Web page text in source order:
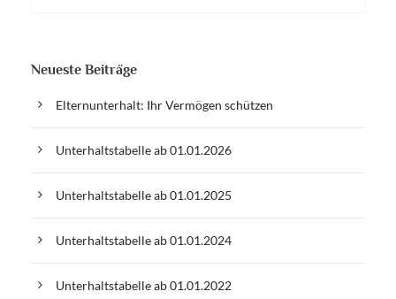
Neueste Beiträge
Elternunterhalt: Ihr Vermögen schützen
Unterhaltstabelle ab 01.01.2026
Unterhaltstabelle ab 01.01.2025
Unterhaltstabelle ab 01.01.2024
Unterhaltstabelle ab 01.01.2022